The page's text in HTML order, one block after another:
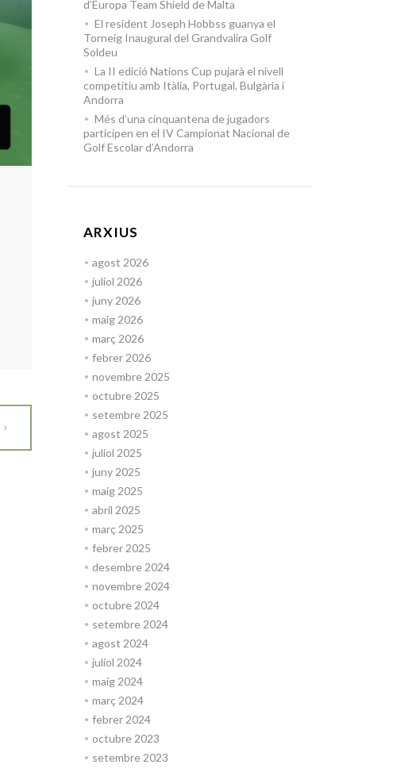
d’Europa Team Shield de Malta
El resident Joseph Hobbss guanya el
Torneig Inaugural del Grandvalira Golf
Soldeu
La II edició Nations Cup pujarà el nivell
competitiu amb Itàlia, Portugal, Bulgària i
Andorra
Més d’una cinquantena de jugadors
participen en el IV Campionat Nacional de
Golf Escolar d’Andorra
ARXIUS
agost 2026
juliol 2026
juny 2026
maig 2026
març 2026
febrer 2026
novembre 2025
octubre 2025
setembre 2025
agost 2025
juliol 2025
juny 2025
maig 2025
abril 2025
març 2025
febrer 2025
desembre 2024
novembre 2024
octubre 2024
setembre 2024
agost 2024
juliol 2024
maig 2024
març 2024
febrer 2024
octubre 2023
setembre 2023